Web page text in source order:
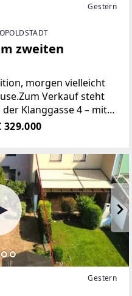
Gestern
zweiten
morgen vielleicht
Verkauf steht
Klanggasse 4 – mit
und urbanem
Die Wohnung vereint
329.000
Gestern